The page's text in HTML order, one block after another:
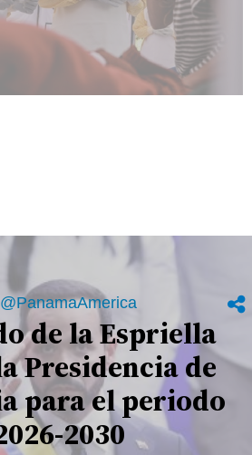
de la Espriella
Presidencia de
para el periodo
2030